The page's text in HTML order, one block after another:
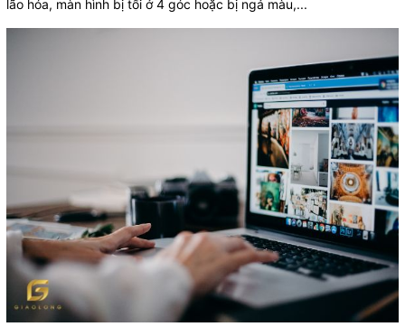
lão hóa, màn hình bị tối ở 4 góc hoặc bị ngả màu,...